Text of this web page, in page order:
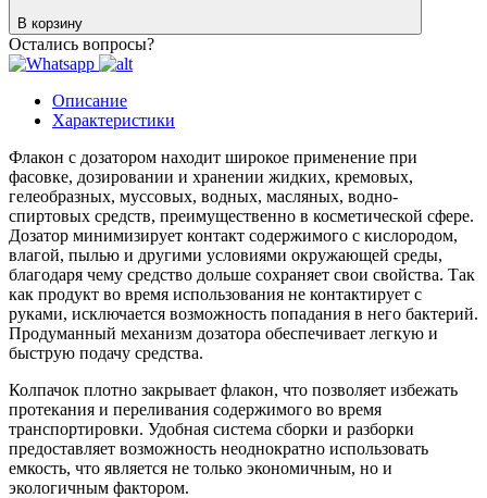
В корзину
Остались вопросы?
Описание
Характеристики
Флакон с дозатором находит широкое применение при
фасовке, дозировании и хранении жидких, кремовых,
гелеобразных, муссовых, водных, масляных, водно-
спиртовых средств, преимущественно в косметической сфере.
Дозатор минимизирует контакт содержимого с кислородом,
влагой, пылью и другими условиями окружающей среды,
благодаря чему средство дольше сохраняет свои свойства. Так
как продукт во время использования не контактирует с
руками, исключается возможность попадания в него бактерий.
Продуманный механизм дозатора обеспечивает легкую и
быструю подачу средства.
Колпачок плотно закрывает флакон, что позволяет избежать
протекания и переливания содержимого во время
транспортировки. Удобная система сборки и разборки
предоставляет возможность неоднократно использовать
емкость, что является не только экономичным, но и
экологичным фактором.